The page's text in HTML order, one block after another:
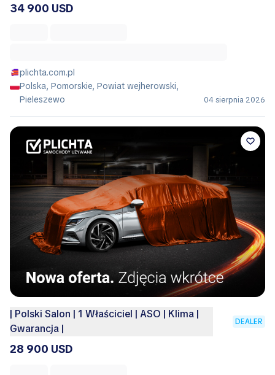
34 900 USD
plichta.com.pl
Polska, Pomorskie, Powiat wejherowski,
Pieleszewo
04 sierpnia 2026
| Polski Salon | 1 Właściciel | ASO | Klima |
Gwarancja |
DEALER
28 900 USD